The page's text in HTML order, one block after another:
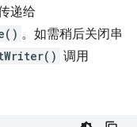
递给
。如需稍后关闭串
调用